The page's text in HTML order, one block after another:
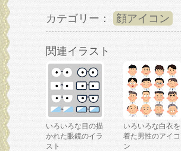
カテゴリー： 顔アイコン
関連イラスト
いろいろな目の描
かれた眼鏡のイラ
スト
いろいろな白衣を
着た男性のアイコ
ン